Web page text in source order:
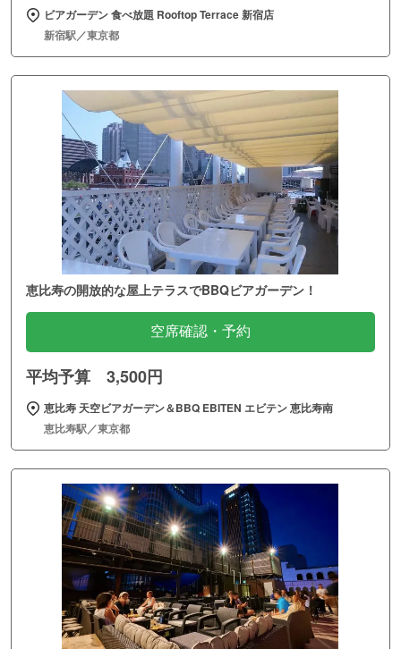
ビアガーデン 食べ放題 Rooftop Terrace 新宿店
新宿駅／東京都
恵比寿の開放的な屋上テラスでBBQビアガーデン！
空席確認・予約
平均予算 3,500円
恵比寿 天空ビアガーデン＆BBQ EBITEN エビテン 恵比寿南
恵比寿駅／東京都